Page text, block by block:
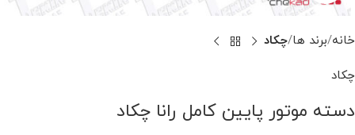
خانه برند ها چکاد
چکاد
دسته موتور پایین کامل رانا چکاد